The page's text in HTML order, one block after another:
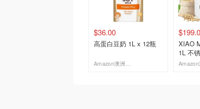
$36.00
高蛋白豆奶 1L x 12瓶
XIAO
1L 不